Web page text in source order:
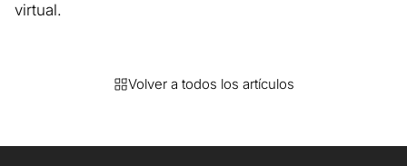
virtual.
Volver a todos los artículos